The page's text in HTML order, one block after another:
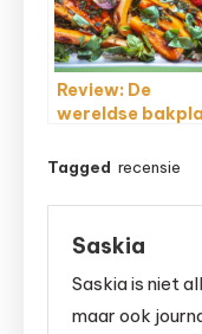
Review: De
wereldse
Tagged recensie
Saskia
Saskia is niet
maar ook